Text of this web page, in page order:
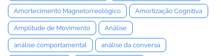
Amortecimento Magnetorreológico Amortização Cognitiva
Amplitude de Movimento Análise
análise comportamental análise da conversa